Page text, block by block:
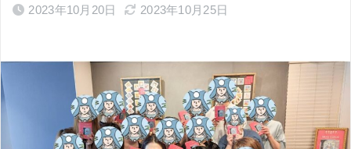
2023年10月20日 2023年10月25日